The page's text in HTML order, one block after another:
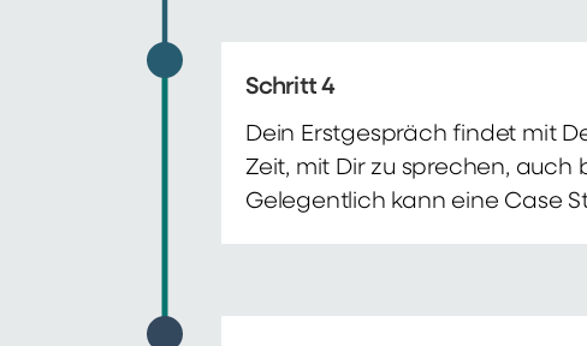
Schritt 4
Dein Erstgespräch findet mit
Zeit, mit Dir zu sprechen, auch
Gelegentlich kann eine Case